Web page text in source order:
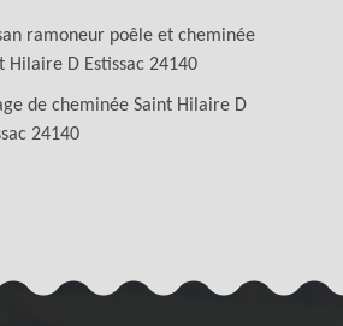
ramoneur poêle et cheminée
Hilaire D Estissac 24140
de cheminée Saint Hilaire D
24140